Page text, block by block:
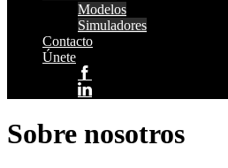
Modelos
Simuladores
Contacto
Únete
Sobre nosotros